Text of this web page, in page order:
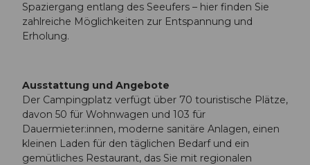
Spaziergang entlang des Seeufers – hier finden Sie
zahlreiche Möglichkeiten zur Entspannung und
Erholung.
Ausstattung und Angebote
Der Campingplatz verfügt über 70 touristische Plätze,
davon 50 für Wohnwagen und 103 für
Dauermieter:innen, moderne sanitäre Anlagen, einen
kleinen Laden für den täglichen Bedarf und ein
gemütliches Restaurant, das Sie mit regionalen